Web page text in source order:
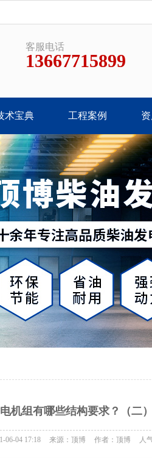
客服电话
13667715899
术宝典 工程案例
机组有哪些结构要求？（二）
06-04 17:18 来源：顶博 作者：顶博 人